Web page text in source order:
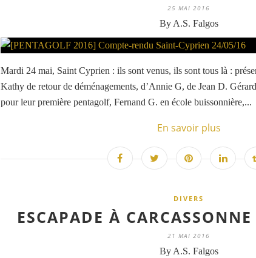
25 MAI 2016
By A.S. Falgos
Mardi 24 mai, Saint Cyprien : ils sont venus, ils sont tous là :
Kathy de retour de déménagements, d’Annie G, de Jean D.
pour leur première pentagolf, Fernand G. en école buissonnière,...
En savoir plus
DIVERS
ESCAPADE À
21 MAI 2016
By A.S. Falgos